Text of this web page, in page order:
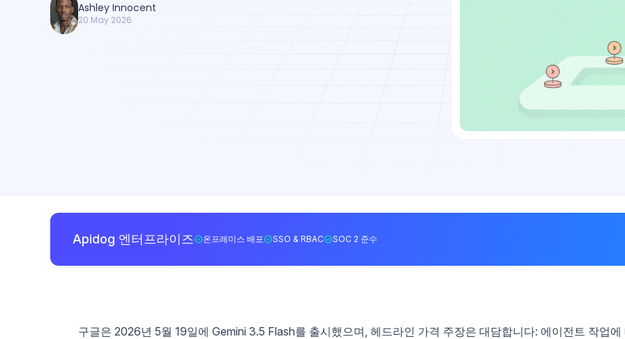
Ashley Innocent
20 May 2026
Apidog 엔터프라이즈 온프레미스 배포 SSO & RBAC SOC 2 준수
구글은 2026년 5월 19일에 Gemini 3.5 Flash를 출시했으며, 헤드라인 가격 주장은 대담합니다: 에이전트 작업에